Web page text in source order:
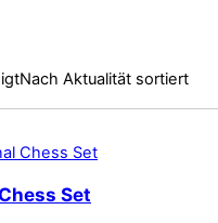
Nach Aktualität sortiert
Set